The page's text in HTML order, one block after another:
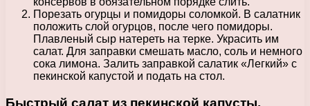
Порезать огурцы и помидоры соломкой. В салатник
положить слой огурцов, после чего помидоры.
Плавленый сыр натереть на терке. Украсить им
салат. Для заправки смешать масло, соль и немного
сока лимона. Залить заправкой салатик «Легкий» с
пекинской капустой и подать на стол.
Быстрый салат из пекинской капусты.